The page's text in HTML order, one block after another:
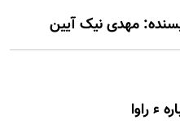
ء راوا